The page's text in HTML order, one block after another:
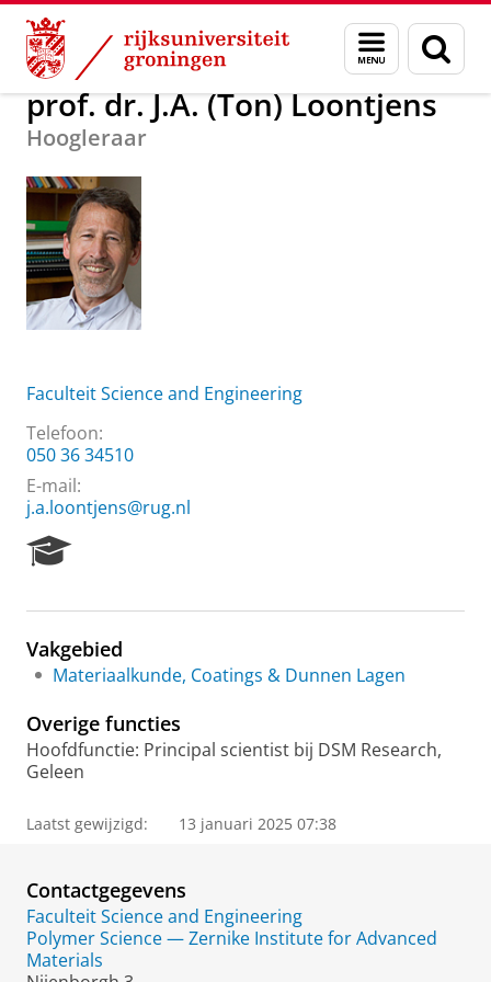
Skip
Content
Skip
Navigation
Menu
en
zoeken
Over ons prof. dr. J.A. (Ton) Loontjens
prof. dr. J.A. (Ton) Loontjens
Hoogleraar
Faculteit Science and Engineering
Telefoon:
050 36 34510
E-mail:
j.a.loontjens@rug.nl
e
r
c
P
o
r
l
Vakgebied
Materiaalkunde, Coatings & Dunnen Lagen
Overige functies
Hoofdfunctie: Principal scientist bij DSM Research,
Geleen
Laatst gewijzigd: 13 januari 2025 07:38
Contactgegevens
Faculteit Science and Engineering
Polymer Science — Zernike Institute for Advanced
Materials